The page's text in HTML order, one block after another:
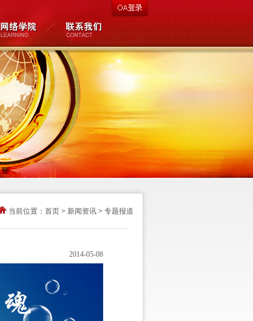
当前位置： 首页 > 新闻资讯 > 专题报道
2014-05-08